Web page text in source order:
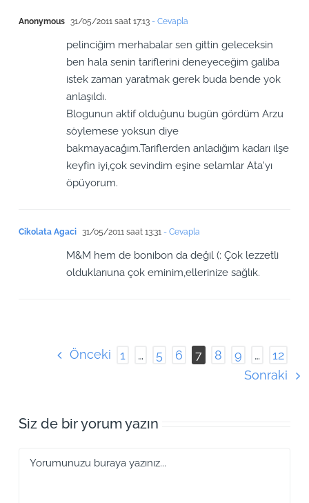
Anonymous 31/05/2011 saat 17:13- Cevapla
pelinciğim merhabalar sen gittin geleceksin
ben hala senin tariflerini deneyeceğim galiba
istek zaman yaratmak gerek buda bende yok
anlaşıldı.
Blogunun aktif olduğunu bugün gördüm Arzu
söylemese yoksun diye
bakmayacağım.Tariflerden anladığım kadarı ilşe
keyfin iyi,çok sevindim eşine selamlar Ata'yı
öpüyorum.
Cikolata Agaci 31/05/2011 saat 13:31- Cevapla
M&M hem de bonibon da değil (: Çok lezzetli
olduklarıuna çok eminim,ellerinize sağlık.
Önceki 1 … 5 6 7 8 9 …
12
Sonraki
Siz de bir yorum yazın